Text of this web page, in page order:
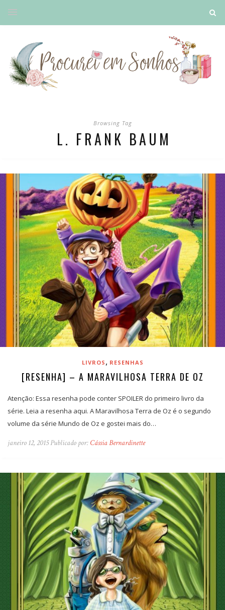
Browsing Tag
L. FRANK BAUM
LIVROS , RESENHAS
[RESENHA] – A MARAVILHOSA TERRA DE OZ
Atenção: Essa resenha pode conter SPOILER do primeiro livro da
série. Leia a resenha aqui. A Maravilhosa Terra de Oz é o segundo
volume da série Mundo de Oz e gostei mais do…
janeiro 12, 2015 Publicado por: Cássia Bernardinette